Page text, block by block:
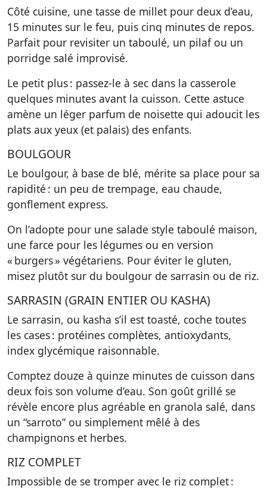
Côté cuisine, une tasse de millet pour deux d’eau,
15 minutes sur le feu, puis cinq minutes de repos.
Parfait pour revisiter un taboulé, un pilaf ou un
porridge salé improvisé.
Le petit plus : passez-le à sec dans la casserole
quelques minutes avant la cuisson. Cette astuce
amène un léger parfum de noisette qui adoucit les
plats aux yeux (et palais) des enfants.
BOULGOUR
Le boulgour, à base de blé, mérite sa place pour sa
rapidité : un peu de trempage, eau chaude,
gonflement express.
On l’adopte pour une salade style taboulé maison,
une farce pour les légumes ou en version
« burgers » végétariens. Pour éviter le gluten,
misez plutôt sur du boulgour de sarrasin ou de riz.
SARRASIN (GRAIN ENTIER OU KASHA)
Le sarrasin, ou kasha s’il est toasté, coche toutes
les cases : protéines complètes, antioxydants,
index glycémique raisonnable.
Comptez douze à quinze minutes de cuisson dans
deux fois son volume d’eau. Son goût grillé se
révèle encore plus agréable en granola salé, dans
un “sarroto” ou simplement mêlé à des
champignons et herbes.
RIZ COMPLET
Impossible de se tromper avec le riz complet :